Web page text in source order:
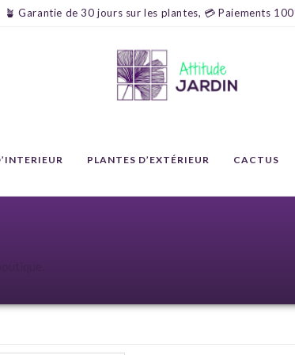
🪴 Garantie de 30 jours sur les plantes, 💳 Paiements
PLANTES D’EXTÉRIEUR CACTUS